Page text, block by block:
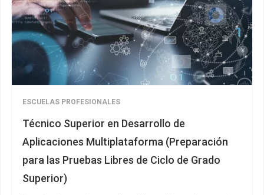
ESCUELAS PROFESIONALES
Técnico Superior en Desarrollo de
Aplicaciones Multiplataforma (Preparación
para las Pruebas Libres de Ciclo de Grado
Superior)